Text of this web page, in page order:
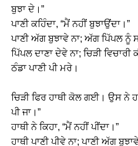
ਬੁਝਾ ਦੇ।”
ਪਾਣੀ ਕਹਿੰਦਾ, “ਮੈਂ ਨਹੀਂ ਬੁਝਾਉਂਦਾ।”
ਪਾਣੀ ਅੱਗ ਬੁਝਾਵੇ ਨਾ; ਅੱਗ ਪਿੱਪਲ ਨੂੰ
ਪਿੱਪਲ ਦਾਣਾ ਦੇਵੇ ਨਾ; ਚਿੜੀ ਵਿਚਾਰੀ
ਠੰਡਾ ਪਾਣੀ ਪੀ ਮਰੇ।
ਚਿੜੀ ਫਿਰ ਹਾਥੀ ਕੋਲ ਗਈ। ਉਸ ਨੇ
ਪੀ ਜਾ।”
ਹਾਥੀ ਨੇ ਕਿਹਾ, “ਮੈਂ ਨਹੀਂ ਪੀਂਦਾ।”
ਹਾਥੀ ਪਾਣੀ ਪੀਵੇ ਨਾ; ਪਾਣੀ ਅੱਗ